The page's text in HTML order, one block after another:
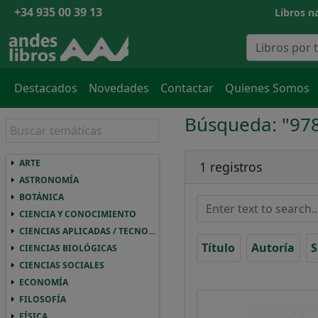
+34 935 00 39 13 Libros
Destacados Novedades Contactar Quienes Somos
ARTE
ASTRONOMÍA
BOTÁNICA BOTANICA BOTÁNICA
CIENCIA Y CONOCIMIENTO CIENCIA Y CONOCIMIENTO CIENCIA Y
CIENCIAS APLICADAS / TECNOLOGÍA
CIENCIAS BIOLÓGICAS CIENCIAS BIOLOGICAS CIENCIAS
CIENCIAS SOCIALES
ECONOMÍA
FILOSOFÍA
Búsqueda:
1 registros
Título Autoría